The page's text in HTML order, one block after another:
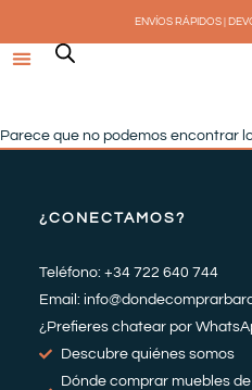
contenido
ENVÍOS RÁPIDOS |
Parece que no podemos encontrar
¿CONECTAMOS?
Teléfono: +34 722 640 744
Email:
¿Prefieres chatear por
Descubre quiénes somos
Dónde comprar muebles